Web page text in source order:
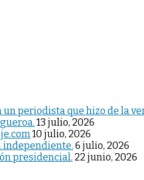
periodista que hizo de la
13 julio, 2026
10 julio, 2026
independiente. 6 julio, 2026
presidencial. 22 junio, 2026